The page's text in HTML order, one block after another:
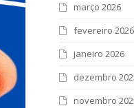
março 2026
fevereiro 2026
janeiro 2026
dezembro
novembro